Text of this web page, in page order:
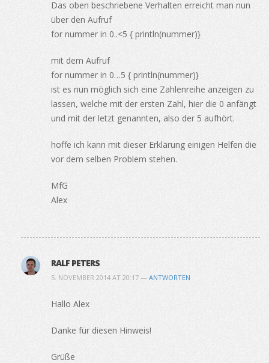
Das oben beschriebene Verhalten erreicht man nun
über den Aufruf
for nummer in 0..<5 { println(nummer)}
mit dem Aufruf
for nummer in 0…5 { println(nummer)}
ist es nun möglich sich eine Zahlenreihe anzeigen zu
lassen, welche mit der ersten Zahl, hier die 0 anfängt
und mit der letzt genannten, also der 5 aufhört.
hoffe ich kann mit dieser Erklärung einigen Helfen die
vor dem selben Problem stehen.
MfG
Alex
RALF PETERS
5. NOVEMBER 2014 AT 20:17 — ANTWORTEN
Hallo Alex
Danke für diesen Hinweis!
Grüße